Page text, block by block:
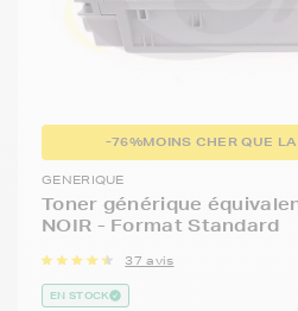
-76%MOINS CHER QUE
GENERIQUE
Toner générique
NOIR - Format Standard
37 avis
EN STOCK